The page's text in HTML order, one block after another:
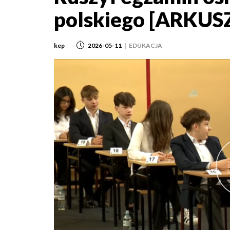
polskiego
kep 2026-05-11 | EDUKACJA